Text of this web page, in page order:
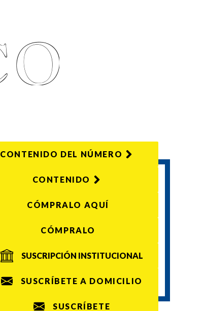
CONTENIDO DEL NÚMERO
CONTENIDO
CÓMPRALO AQUÍ
CÓMPRALO
SUSCRIPCIÓN INSTITUCIONAL
SUSCRÍBETE A DOMICILIO
SUSCRÍBETE